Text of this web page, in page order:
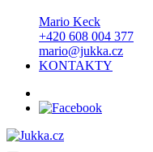
Mario Keck
+420 608 004 377
mario@jukka.cz
KONTAKTY